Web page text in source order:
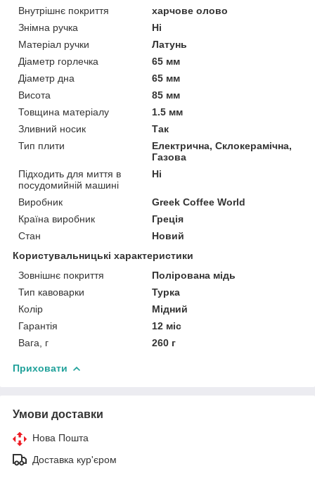
Внутрішнє покриття
харчове олово
Знімна ручка
Ні
Матеріал ручки
Латунь
Діаметр горлечка
65 мм
Діаметр дна
65 мм
Висота
85 мм
Товщина матеріалу
1.5 мм
Зливний носик
Так
Тип плити
Електрична, Склокерамічна,
Газова
Підходить для миття в
посудомийній машині
Ні
Виробник
Greek Coffee World
Країна виробник
Греція
Стан
Новий
Користувальницькі характеристики
Зовнішнє покриття
Полірована мідь
Тип кавоварки
Турка
Колір
Мідний
Гарантія
12 міс
Вага, г
260 г
Приховати
Умови доставки
Нова Пошта
Доставка кур'єром